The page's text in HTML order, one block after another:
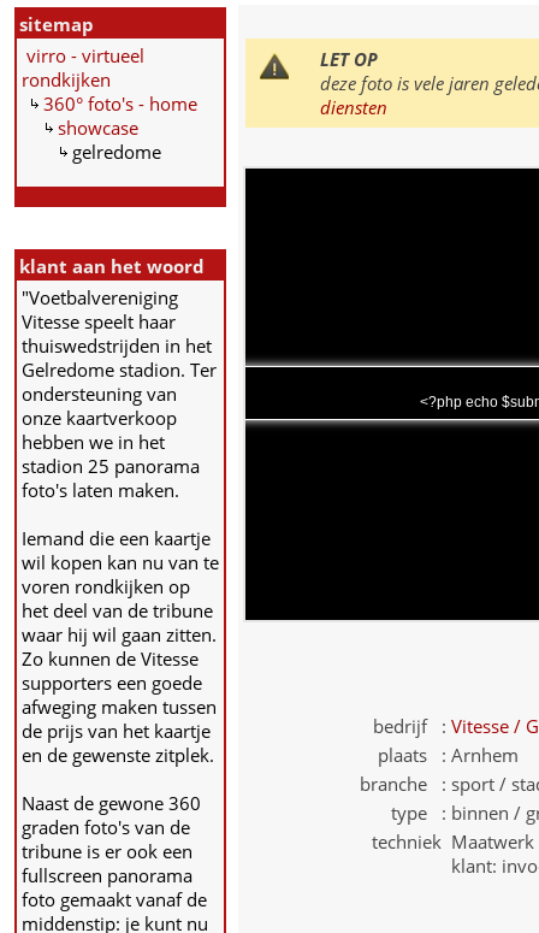
sitemap
virro - virtueel
rondkijken
360° foto's - home
showcase
gelredome
klant aan het woord
"Voetbalvereniging
Vitesse speelt haar
thuiswedstrijden in het
Gelredome stadion. Ter
ondersteuning van
onze kaartverkoop
hebben we in het
stadion 25 panorama
foto's laten maken.
Iemand die een kaartje
wil kopen kan nu van te
voren rondkijken op
het deel van de tribune
waar hij wil gaan zitten.
Zo kunnen de Vitesse
supporters een goede
afweging maken tussen
de prijs van het kaartje
en de gewenste zitplek.
Naast de gewone 360
graden foto's van de
tribune is er ook een
fullscreen panorama
foto gemaakt vanaf de
middenstip: je kunt nu
LET OP
deze foto is vele jaren
diensten
<?php echo
bedrijf : Vitesse /
plaats : Arnhem
branche : sport /
type : binnen /
techniek Maatwerk
klant: